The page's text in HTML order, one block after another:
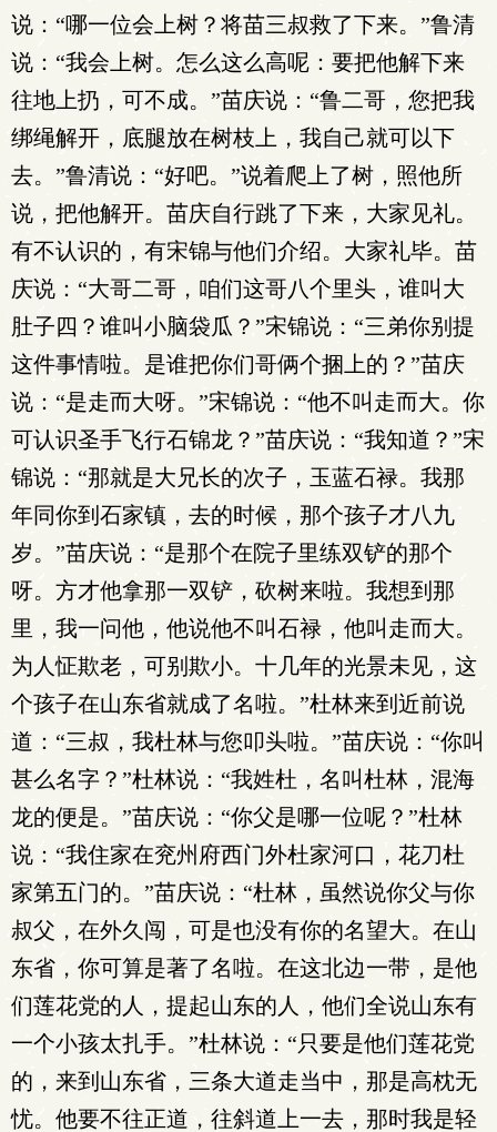
说：“哪一位会上树？将苗三叔救了下来。”鲁清
说：“我会上树。怎么这么高呢：要把他解下来
往地上扔，可不成。”苗庆说：“鲁二哥，您把我
绑绳解开，底腿放在树枝上，我自己就可以下
去。”鲁清说：“好吧。”说着爬上了树，照他所
说，把他解开。苗庆自行跳了下来，大家见礼。
有不认识的，有宋锦与他们介绍。大家礼毕。苗
庆说：“大哥二哥，咱们这哥八个里头，谁叫大
肚子四？谁叫小脑袋瓜？”宋锦说：“三弟你别提
这件事情啦。是谁把你们哥俩个捆上的？”苗庆
说：“是走而大呀。”宋锦说：“他不叫走而大。你
可认识圣手飞行石锦龙？”苗庆说：“我知道？”宋
锦说：“那就是大兄长的次子，玉蓝石禄。我那
年同你到石家镇，去的时候，那个孩子才八九
岁。”苗庆说：“是那个在院子里练双铲的那个
呀。方才他拿那一双铲，砍树来啦。我想到那
里，我一问他，他说他不叫石禄，他叫走而大。
为人怔欺老，可别欺小。十几年的光景未见，这
个孩子在山东省就成了名啦。”杜林来到近前说
道：“三叔，我杜林与您叩头啦。”苗庆说：“你叫
甚么名字？”杜林说：“我姓杜，名叫杜林，混海
龙的便是。”苗庆说：“你父是哪一位呢？”杜林
说：“我住家在兖州府西门外杜家河口，花刀杜
家第五门的。”苗庆说：“杜林，虽然说你父与你
叔父，在外久闯，可是也没有你的名望大。在山
东省，你可算是著了名啦。在这北边一带，是他
们莲花党的人，提起山东的人，他们全说山东有
一个小孩太扎手。”杜林说：“只要是他们莲花党
的，来到山东省，三条大道走当中，那是高枕无
忧。他要不往正道，往斜道上一去，那时我是轻